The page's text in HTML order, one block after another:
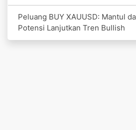
Peluang BUY XAUUSD: Mantul
Potensi Lanjutkan Tren Bullish